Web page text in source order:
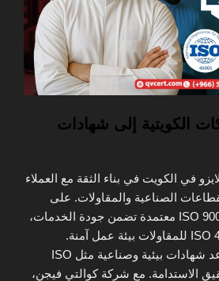
الكويتية إلى شهادات
في الكويت في بناء الثقة مع العملاء
الصناعية والمقاولات. على
سبيل المثال، شهادة ISO 9001 معتمدة تضمن جودة الخدمات،
بينما توفر شهادة ISO 45001 للمقاولات بيئة عمل آمنة.
بالإضافة إلى ذلك، تساعد شهادات بيئية وصناعية مثل ISO
تحقيق الاستدامة. مع شركة كوالتي فيجن،